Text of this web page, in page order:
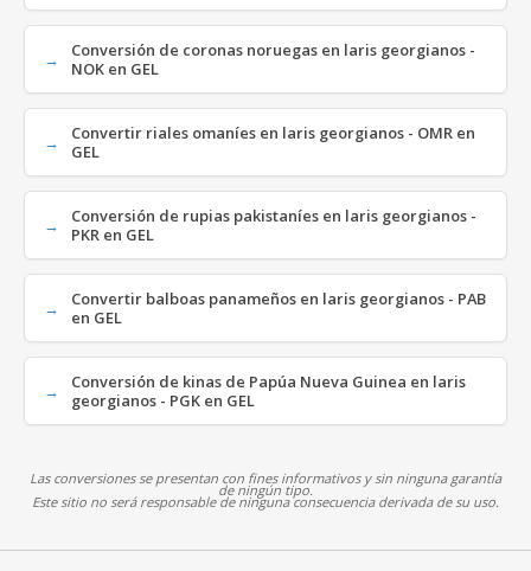
Conversión de coronas noruegas en laris georgianos -
NOK en GEL
Convertir riales omaníes en laris georgianos - OMR en
GEL
Conversión de rupias pakistaníes en laris georgianos -
PKR en GEL
Convertir balboas panameños en laris georgianos - PAB
en GEL
Conversión de kinas de Papúa Nueva Guinea en laris
georgianos - PGK en GEL
Las conversiones se presentan con fines informativos y sin ninguna garantía
de ningún tipo.
Este sitio no será responsable de ninguna consecuencia derivada de su uso.